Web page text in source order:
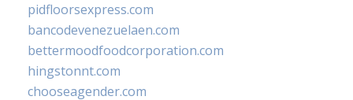
pidfloorsexpress.com
bancodevenezuelaen.com
bettermoodfoodcorporation.com
hingstonnt.com
chooseagender.com